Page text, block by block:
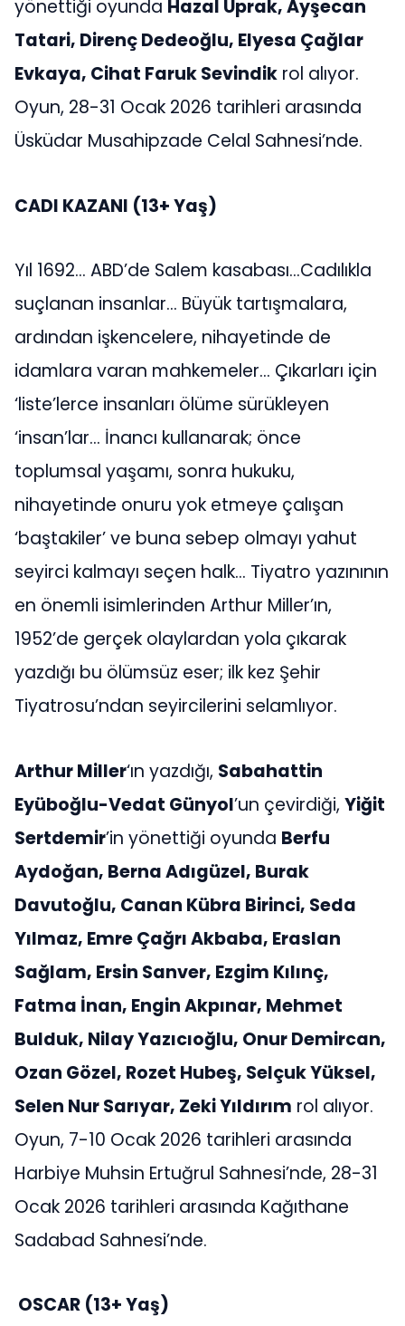
yönettiği oyunda Hazal Uprak, Ayşecan
Tatari, Direnç Dedeoğlu, Elyesa Çağlar
Evkaya, Cihat Faruk Sevindik rol alıyor.
Oyun, 28-31 Ocak 2026 tarihleri arasında
Üsküdar Musahipzade Celal Sahnesi’nde.
CADI KAZANI (13+ Yaş)
Yıl 1692… ABD’de Salem kasabası…Cadılıkla
suçlanan insanlar… Büyük tartışmalara,
ardından işkencelere, nihayetinde de
idamlara varan mahkemeler… Çıkarları için
‘liste’lerce insanları ölüme sürükleyen
‘insan’lar… İnancı kullanarak; önce
toplumsal yaşamı, sonra hukuku,
nihayetinde onuru yok etmeye çalışan
‘baştakiler’ ve buna sebep olmayı yahut
seyirci kalmayı seçen halk… Tiyatro yazınının
en önemli isimlerinden Arthur Miller’ın,
1952’de gerçek olaylardan yola çıkarak
yazdığı bu ölümsüz eser; ilk kez Şehir
Tiyatrosu’ndan seyircilerini selamlıyor.
Arthur Miller‘ın yazdığı, Sabahattin
Eyüboğlu-Vedat Günyol’un çevirdiği, Yiğit
Sertdemir’in yönettiği oyunda Berfu
Aydoğan, Berna Adıgüzel, Burak
Davutoğlu, Canan Kübra Birinci, Seda
Yılmaz, Emre Çağrı Akbaba, Eraslan
Sağlam, Ersin Sanver, Ezgim Kılınç,
Fatma İnan, Engin Akpınar, Mehmet
Bulduk, Nilay Yazıcıoğlu, Onur Demircan,
Ozan Gözel, Rozet Hubeş, Selçuk Yüksel,
Selen Nur Sarıyar, Zeki Yıldırım rol alıyor.
Oyun, 7-10 Ocak 2026 tarihleri arasında
Harbiye Muhsin Ertuğrul Sahnesi’nde, 28-31
Ocak 2026 tarihleri arasında Kağıthane
Sadabad Sahnesi’nde.
OSCAR (13+ Yaş)